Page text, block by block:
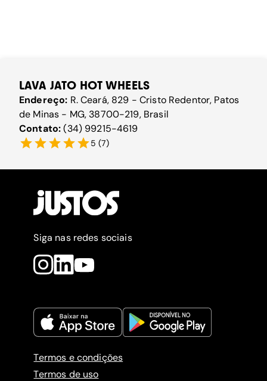
LAVA JATO HOT WHEELS
Endereço: R. Ceará, 829 - Cristo Redentor, Patos
de Minas - MG, 38700-219, Brasil
Contato:(34) 99215-4619
5 (7)
Siga nas redes sociais
Termos e condições
Termos de uso